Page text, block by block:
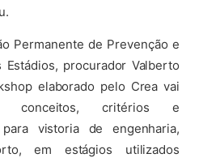
Permanente de Prevenção e
procurador Valberto
elaborado pelo Crea vai
conceitos, critérios e
vistoria de engenharia,
em estágios utilizados